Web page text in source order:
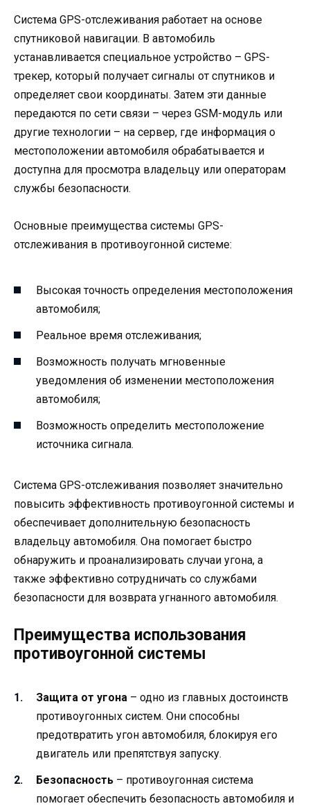
Система GPS-отслеживания работает на основе
спутниковой навигации. В автомобиль
устанавливается специальное устройство – GPS-
трекер, который получает сигналы от спутников и
определяет свои координаты. Затем эти данные
передаются по сети связи – через GSM-модуль или
другие технологии – на сервер, где информация о
местоположении автомобиля обрабатывается и
доступна для просмотра владельцу или операторам
службы безопасности.
Основные преимущества системы GPS-
отслеживания в противоугонной системе:
Высокая точность определения местоположения
автомобиля;
Реальное время отслеживания;
Возможность получать мгновенные
уведомления об изменении местоположения
автомобиля;
Возможность определить местоположение
источника сигнала.
Система GPS-отслеживания позволяет значительно
повысить эффективность противоугонной системы и
обеспечивает дополнительную безопасность
владельцу автомобиля. Она помогает быстро
обнаружить и проанализировать случаи угона, а
также эффективно сотрудничать со службами
безопасности для возврата угнанного автомобиля.
Преимущества использования
противоугонной системы
Защита от угона – одно из главных достоинств
противоугонных систем. Они способны
предотвратить угон автомобиля, блокируя его
двигатель или препятствуя запуску.
Безопасность – противоугонная система
помогает обеспечить безопасность автомобиля и